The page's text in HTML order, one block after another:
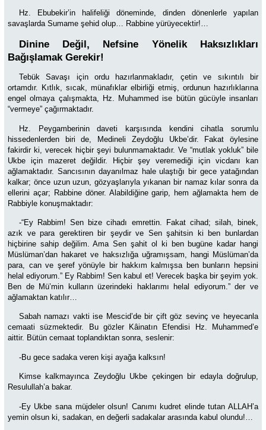
Hz. Ebubekir’in halifeliği döneminde, dinden dönenlerle yapılan
savaşlarda Sumame şehid olup… Rabbine yürüyecektir!…
Dinine Değil, Nefsine Yönelik Haksızlıkları
Bağışlamak Gerekir!
Tebük Savaşı için ordu hazırlanmakladır, çetin ve sıkıntılı bir
ortamdır. Kıtlık, sıcak, münafıklar elbirliği etmiş, ordunun hazırlıklarına
engel olmaya çalışmakta, Hz. Muhammed ise bütün gücüyle insanları
“vermeye” çağırmaktadır.
Hz. Peygamberinin daveti karşısında kendini cihatla sorumlu
hissedenlerden biri de, Medineli Zeydoğlu Ukbe’dir. Fakat öylesine
fakirdir ki, verecek hiçbir şeyi bulunmamaktadır. Ve “mutlak yokluk” bile
Ukbe için mazeret değildir. Hiçbir şey veremediği için vicdanı kan
ağlamaktadır. Sancısının dayanılmaz hale ulaştığı bir gece yatağından
kalkar; önce uzun uzun, gözyaşlarıyla yıkanan bir namaz kılar sonra da
ellerini açar; Rabbine döner. Alabildiğine garip, hem ağlamakta hem de
Rabbiyle konuşmaktadır:
-“Ey Rabbim! Sen bize cihadı emrettin. Fakat cihad; silah, binek,
azık ve para gerektiren bir şeydir ve Sen şahitsin ki ben bunlardan
hiçbirine sahip değilim. Ama Sen şahit ol ki ben bugüne kadar hangi
Müslüman’dan hakaret ve haksızlığa uğramışsam, hangi Müslüman’da
para, can ve şeref yönüyle bir hakkım kalmışsa ben bunların hepsini
helal ediyorum.” Ey Rabbim! Sen kabul et! Verecek başka bir şeyim yok.
Ben de Mü’min kulların üzerindeki haklarımı helal ediyorum.” der ve
ağlamaktan katılır…
Sabah namazı vakti ise Mescid’de bir çift göz sevinç ve heyecanla
cemaati süzmektedir. Bu gözler Kâinatın Efendisi Hz. Muhammed’e
aittir. Bütün cemaat toplandıktan sonra, seslenir:
-Bu gece sadaka veren kişi ayağa kalksın!
Kimse kalkmayınca Zeydoğlu Ukbe çekingen bir edayla doğrulup,
Resulullah’a bakar.
-Ey Ukbe sana müjdeler olsun! Canımı kudret elinde tutan ALLAH’a
yemin olsun ki, sadakan, en değerli sadakalar arasında kabul olundu!…